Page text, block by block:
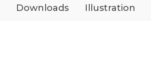
Downloads Illustration